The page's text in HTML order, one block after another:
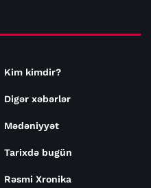
Kim kimdir?
Digər xəbərlər
Mədəniyyət
Tarixdə bugün
Rəsmi Xronika